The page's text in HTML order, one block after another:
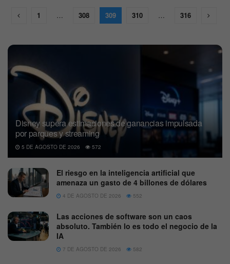
1 … 308 309 310 … 316
Disney supera estimaciones de ganancias impulsada
por parques y streaming
5 DE AGOSTO DE 2026 572
El riesgo en la inteligencia artificial que
amenaza un gasto de 4 billones de dólares
4 DE AGOSTO DE 2026 552
Las acciones de software son un caos
absoluto. También lo es todo el negocio de la
IA
7 DE AGOSTO DE 2026 582